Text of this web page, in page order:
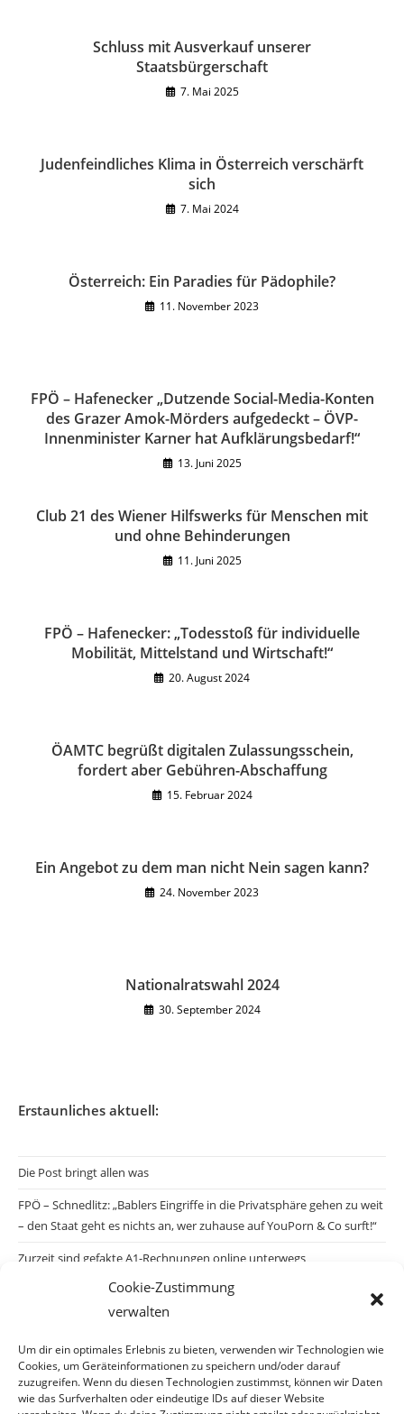
Cookie-Zustimmung
verwalten
Um dir ein optimales Erlebnis zu bieten, verwenden wir Technologien wie
Cookies, um Geräteinformationen zu speichern und/oder darauf
zuzugreifen. Wenn du diesen Technologien zustimmst, können wir Daten
wie das Surfverhalten oder eindeutige IDs auf dieser Website
Schluss mit Ausverkauf unserer
Staatsbürgerschaft
7. Mai 2025
Judenfeindliches Klima in Österreich verschärft
sich
7. Mai 2024
Österreich: Ein Paradies für Pädophile?
11. November 2023
FPÖ – Hafenecker „Dutzende Social-Media-Konten
des Grazer Amok-Mörders aufgedeckt – ÖVP-
Innenminister Karner hat Aufklärungsbedarf!“
13. Juni 2025
Club 21 des Wiener Hilfswerks für Menschen mit
und ohne Behinderungen
11. Juni 2025
FPÖ – Hafenecker: „Todesstoß für individuelle
Mobilität, Mittelstand und Wirtschaft!“
20. August 2024
ÖAMTC begrüßt digitalen Zulassungsschein,
fordert aber Gebühren-Abschaffung
15. Februar 2024
Ein Angebot zu dem man nicht Nein sagen kann?
24. November 2023
Nationalratswahl 2024
30. September 2024
Erstaunliches aktuell:
Die Post bringt allen was
FPÖ – Schnedlitz: „Bablers Eingriffe in die Privatsphäre gehen zu weit
– den Staat geht es nichts an, wer zuhause auf YouPorn & Co surft!“
Zurzeit sind gefakte A1-Rechnungen online unterwegs
Salzburgs Juden und ihre Sicherheit: „Erst nach einem Anschlag wäre
die Gefahr endlich konkret!“
Biologisches Wunder in Ceuta
Ein vermeintliches Abschiebemärchen